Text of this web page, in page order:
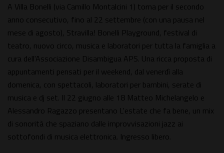
A Villa Bonelli (via Camillo Montalcini 1) torna per il secondo
anno consecutivo, fino al 22 settembre (con una pausa nel
mese di agosto), Stravilla! Bonelli Playground, festival di
teatro, nuovo circo, musica e laboratori per tutta la famiglia a
cura dell'Associazione Disambigua APS. Una ricca proposta di
appuntamenti pensati per il weekend, dal venerdì alla
domenica, con spettacoli, laboratori per bambini, serate di
musica e dj set. Il 22 giugno alle 18 Matteo Michelangelo e
Alessandro Ragazzo presentano L'estate che fa bene, un mix
di sonorità che spaziano dalle improvvisazioni jazz ai
sottofondi di musica elettronica. Ingresso libero.